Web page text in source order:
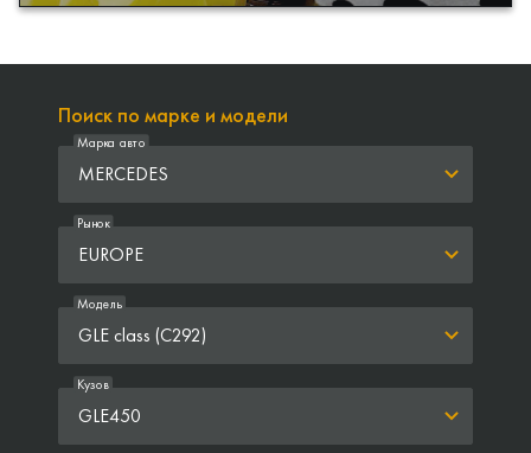
Поиск по марке и модели
MERCEDES
Марка авто
EUROPE
Рынок
GLE class (C292)
Модель
GLE450
Кузов